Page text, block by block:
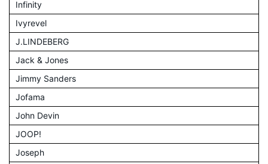
Infinity
Ivyrevel
J.LINDEBERG
Jack & Jones
Jimmy Sanders
Jofama
John Devin
JOOP!
Joseph